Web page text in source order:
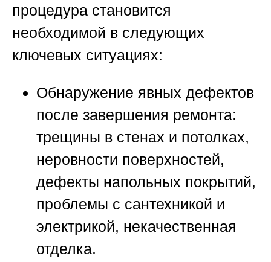
процедура становится
необходимой в следующих
ключевых ситуациях:
Обнаружение явных дефектов
после завершения ремонта:
трещины в стенах и потолках,
неровности поверхностей,
дефекты напольных покрытий,
проблемы с сантехникой и
электрикой, некачественная
отделка.